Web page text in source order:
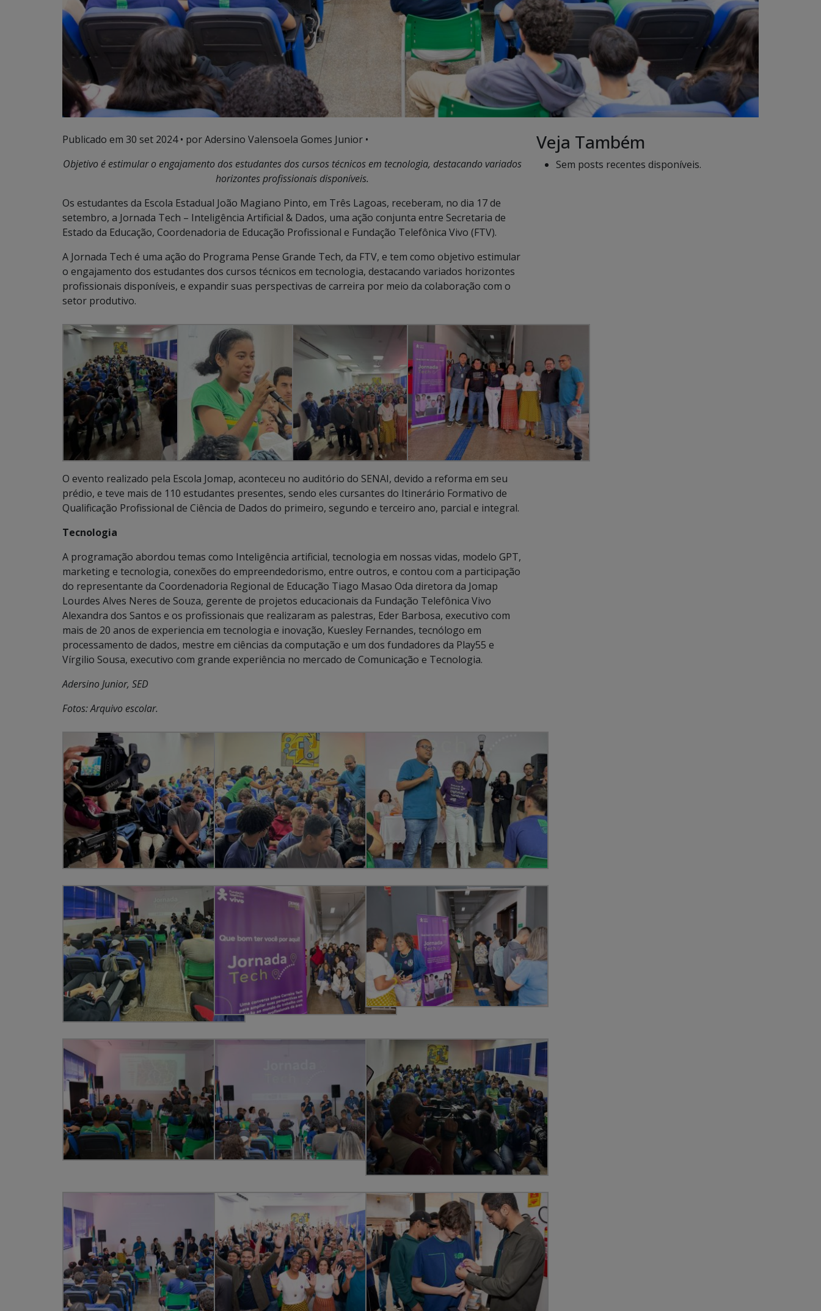
Publicado em 30 set 2024• por Adersino Valensoela Gomes Junior •
Objetivo é estimular o engajamento dos estudantes dos cursos técnicos em tecnologia, destacando variados
horizontes profissionais disponíveis.
Os estudantes da Escola Estadual João Magiano Pinto, em Três Lagoas, receberam, no dia 17 de
setembro, a Jornada Tech – Inteligência Artificial & Dados, uma ação conjunta entre Secretaria de
Estado da Educação, Coordenadoria de Educação Profissional e Fundação Telefônica Vivo (FTV).
A Jornada Tech é uma ação do Programa Pense Grande Tech, da FTV, e tem como objetivo estimular
o engajamento dos estudantes dos cursos técnicos em tecnologia, destacando variados horizontes
profissionais disponíveis, e expandir suas perspectivas de carreira por meio da colaboração com o
setor produtivo.
O evento realizado pela Escola Jomap, aconteceu no auditório do SENAI, devido a reforma em seu
prédio, e teve mais de 110 estudantes presentes, sendo eles cursantes do Itinerário Formativo de
Qualificação Profissional de Ciência de Dados do primeiro, segundo e terceiro ano, parcial e integral.
Tecnologia
A programação abordou temas como Inteligência artificial, tecnologia em nossas vidas, modelo GPT,
marketing e tecnologia, conexões do empreendedorismo, entre outros, e contou com a participação
do representante da Coordenadoria Regional de Educação Tiago Masao Oda diretora da Jomap
Lourdes Alves Neres de Souza, gerente de projetos educacionais da Fundação Telefônica Vivo
Alexandra dos Santos e os profissionais que realizaram as palestras, Eder Barbosa, executivo com
mais de 20 anos de experiencia em tecnologia e inovação, Kuesley Fernandes, tecnólogo em
processamento de dados, mestre em ciências da computação e um dos fundadores da Play55 e
Vírgilio Sousa, executivo com grande experiência no mercado de Comunicação e Tecnologia.
Adersino Junior, SED
Fotos: Arquivo escolar.
Veja Também
Sem posts recentes disponíveis.